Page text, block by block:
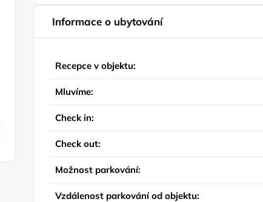
Informace o ubytování
Recepce v objektu:
Mluvíme:
Check in:
Check out:
Možnost parkování:
Vzdálenost parkování od objektu: